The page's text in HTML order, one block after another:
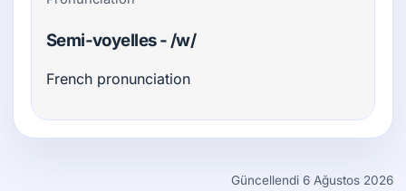
Semi-voyelles - /w/
French pronunciation
Güncellendi 6 Ağustos 2026